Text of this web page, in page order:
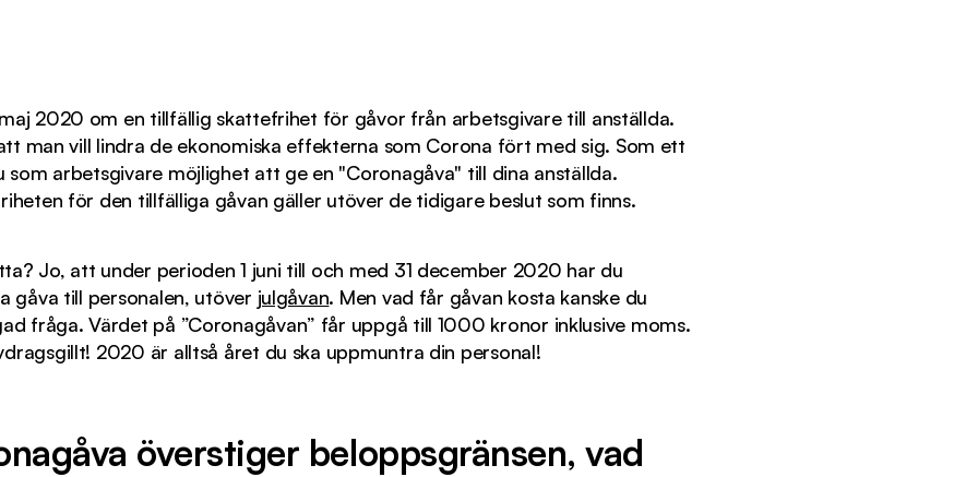
2020 om en tillfällig skattefrihet för gåvor från arbetsgivare till anställda.
man vill lindra de ekonomiska effekterna som Corona fört med sig. Som ett
som arbetsgivare möjlighet att ge en "Coronagåva" till dina anställda.
för den tillfälliga gåvan gäller utöver de tidigare beslut som finns.
Jo, att under perioden 1 juni till och med 31 december 2020 har du
gåva till personalen, utöver julgåvan. Men vad får gåvan kosta kanske du
fråga. Värdet på ”Coronagåvan” får uppgå till 1000 kronor inklusive moms.
2020 är alltså året du ska uppmuntra din personal!
överstiger beloppsgränsen, vad